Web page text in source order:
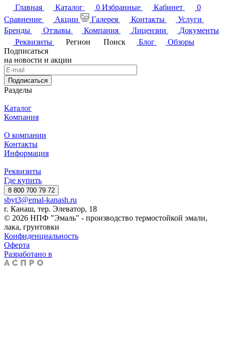
Главная
Каталог 0 Избранные Кабинет
0
Сравнение
Акции Галерея Контакты
Услуги
Бренды
Отзывы Компания Лицензии
Документы
Реквизиты
Регион Поиск Блог
Обзоры
Подписаться
на новости и акции
Подписаться
Разделы
Каталог
Компания
О компании
Контакты
Информация
Реквизиты
Где купить
8 800 700 79 72
sbyt3@emal-kanash.ru
г. Канаш, тер. Элеватор, 18
© 2026 НПФ "Эмаль" - производство термостойкой эмали,
лака, грунтовки
Конфиденциальность
Оферта
Разработано в